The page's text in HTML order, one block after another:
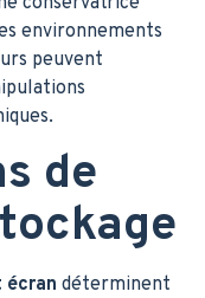
environnements
peuvent
de
écran déterminent